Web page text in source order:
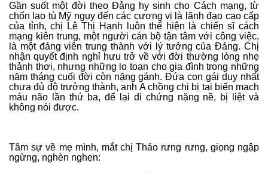
Gần suốt một đời theo Đảng hy sinh cho Cách mạng, từ
chốn lao tù Mỹ ngụy đến các cương vị là lãnh đạo cao cấp
của tỉnh, chị Lê Thị Hạnh luôn thể hiện là chiến sĩ cách
mạng kiên trung, một người cán bộ tận tâm với công việc,
là một đảng viên trung thành với lý tưởng của Đảng. Chị
nhận quyết định nghỉ hưu trở về với đời thường lòng nhẹ
thảnh thơi, nhưng những lo toan cho gia đình trong những
năm tháng cuối đời còn nặng gánh. Đứa con gái duy nhất
chưa đủ độ trưởng thành, anh A chồng chị bị tai biến mạch
máu não lần thứ ba, để lại di chứng nặng nề, bị liệt và
không nói được.
Tâm sự về mẹ mình, mắt chị Thảo rưng rưng, giọng ngập
ngừng, nghèn nghẹn: